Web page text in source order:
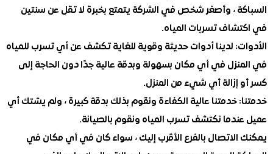
، وأصغر شخص في الشركة يتمتع بخبرة لا تقل عن سنتين
تسربات المياه.
لدينا أدوات حديثة وقوية للغاية تكشف عن أي تسرب للمياه
في أي مكان بسهولة وبدقة عالية جدًا دون الحاجة إلى
إزالة أي شيء من المنزل.
خدمتنا عالية الكفاءة ونقوم بذلك بدقة كبيرة ، ولم يشتك أي
نكتشف تسرب المياه ونقوم بالصيانة.
بالفرع الأقرب إليك ، سواء كان في أي مكان في